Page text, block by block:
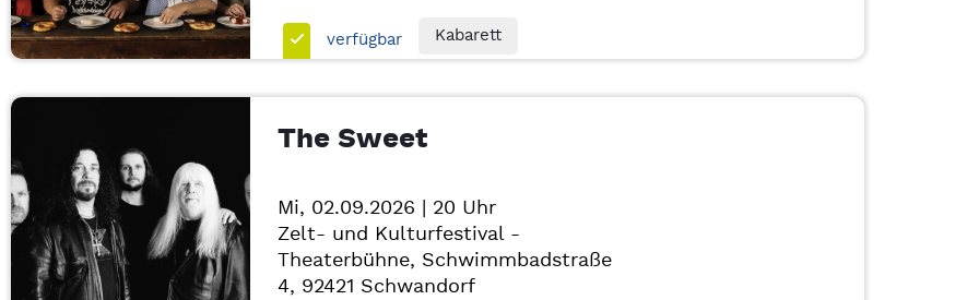
verfügbar Kabarett
The Sweet
Mi, 02.09.2026 | 20 Uhr
Zelt- und Kulturfestival -
Theaterbühne, Schwimmbadstraße
4, 92421 Schwandorf